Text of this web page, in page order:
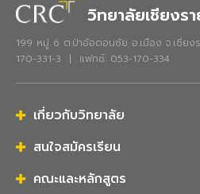
วิทยาลัยเชียงร
199 หมู่ 6 ต.ป่าอ้อดอนชัย อ.เมือง จ.เชีย
170-331-3 | แฟกซ์: 053-170-334
เกี่ยวกับวิทยาลัย
สนใจสมัครเรียน
คณะและหลักสูตร